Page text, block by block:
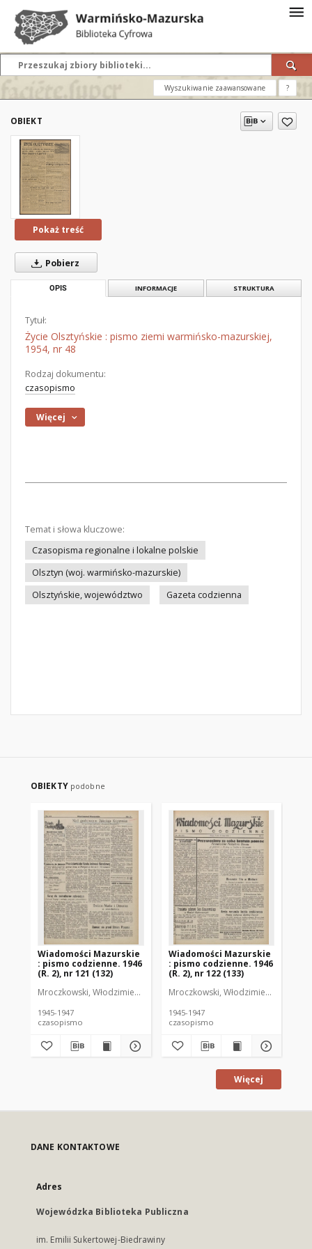
Wyszukiwanie zaawansowane ?
OBIEKT
Pokaż treść
Pobierz
OPIS INFORMACJE STRUKTURA
Tytuł:
Życie Olsztyńskie : pismo ziemi warmińsko-mazurskiej,
1954, nr 48
Rodzaj dokumentu:
czasopismo
Więcej
Temat i słowa kluczowe:
Czasopisma regionalne i lokalne polskie
Olsztyn (woj. warmińsko-mazurskie)
Olsztyńskie, województwo
Gazeta codzienna
OBIEKTY podobne
Wiadomości Mazurskie
: pismo codzienne. 1946
(R. 2), nr 121 (132)
Mroczkowski, Włodzimierz (1902-1971). Redaktor
1945-1947
czasopismo
Wiadomości Mazurskie
: pismo codzienne. 1946
(R. 2), nr 122 (133)
Mroczkowski, Włodzimierz (1902-
1945-1947
czasopismo
Więcej
DANE KONTAKTOWE
Adres
Wojewódzka Biblioteka Publiczna
im. Emilii Sukertowej-Biedrawiny